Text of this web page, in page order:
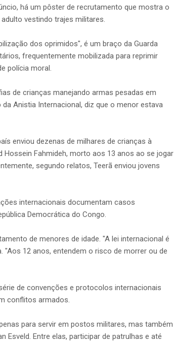
há um pôster de recrutamento que mostra o
vestindo trajes militares.
dos oprimidos", é um braço da Guarda
frequentemente mobilizada para reprimir
polícia moral.
de crianças manejando armas pesadas em
Anistia Internacional, diz que o menor estava
enviou dezenas de milhares de crianças à
Fahmideh, morto aos 13 anos ao se jogar
segundo relatos, Teerã enviou jovens
internacionais documentam casos
Democrática do Congo.
de menores de idade. "A lei internacional é
"Aos 12 anos, entendem o risco de morrer ou de
de convenções e protocolos internacionais
conflitos armados.
para servir em postos militares, mas também
Esveld. Entre elas, participar de patrulhas e até